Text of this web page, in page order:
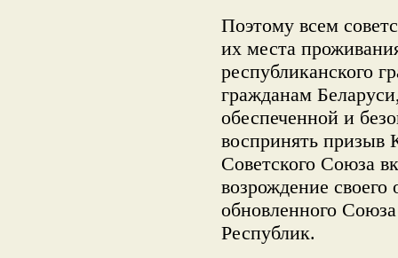
Поэтому всем
их места
республиканского
гражданам
обеспеченной и
воспринять призыв
Советского Союза
возрождение
обновленного
Республик.